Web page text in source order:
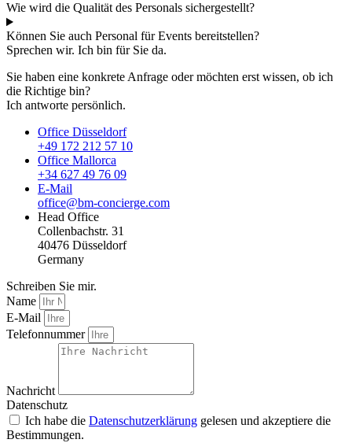
Wie wird die Qualität des Personals sichergestellt?
Können Sie auch Personal für Events bereitstellen?
Sprechen wir. Ich bin für Sie da.
Sie haben eine konkrete Anfrage oder möchten erst wissen, ob ich
die Richtige bin?
Ich antworte persönlich.
Office Düsseldorf
+49 172 212 57 10
Office Mallorca
+34 627 49 76 09
E-Mail
office@bm-concierge.com
Head Office
Collenbachstr. 31
40476 Düsseldorf
Germany
Schreiben Sie mir.
Name
E-Mail
Telefonnummer
Nachricht
Datenschutz
Ich habe die Datenschutzerklärung gelesen und akzeptiere die
Bestimmungen.